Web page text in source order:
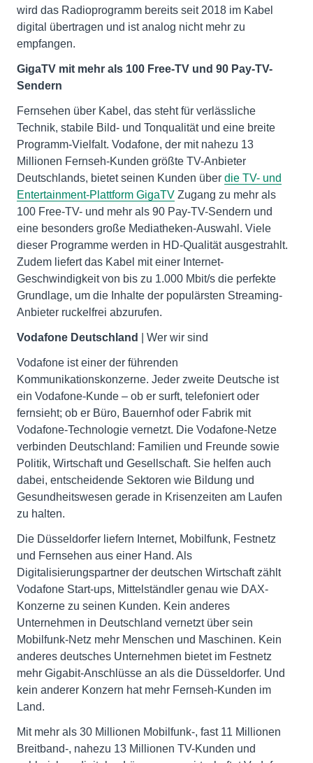
wird das Radioprogramm bereits seit 2018 im Kabel
digital übertragen und ist analog nicht mehr zu
empfangen.
GigaTV mit mehr als 100 Free-TV und 90 Pay-TV-
Sendern
Fernsehen über Kabel, das steht für verlässliche
Technik, stabile Bild- und Tonqualität und eine breite
Programm-Vielfalt. Vodafone, der mit nahezu 13
Millionen Fernseh-Kunden größte TV-Anbieter
Deutschlands, bietet seinen Kunden über die TV- und
Entertainment-Plattform GigaTV Zugang zu mehr als
100 Free-TV- und mehr als 90 Pay-TV-Sendern und
eine besonders große Mediatheken-Auswahl. Viele
dieser Programme werden in HD-Qualität ausgestrahlt.
Zudem liefert das Kabel mit einer Internet-
Geschwindigkeit von bis zu 1.000 Mbit/s die perfekte
Grundlage, um die Inhalte der populärsten Streaming-
Anbieter ruckelfrei abzurufen.
Vodafone Deutschland | Wer wir sind
Vodafone ist einer der führenden
Kommunikationskonzerne. Jeder zweite Deutsche ist
ein Vodafone-Kunde – ob er surft, telefoniert oder
fernsieht; ob er Büro, Bauernhof oder Fabrik mit
Vodafone-Technologie vernetzt. Die Vodafone-Netze
verbinden Deutschland: Familien und Freunde sowie
Politik, Wirtschaft und Gesellschaft. Sie helfen auch
dabei, entscheidende Sektoren wie Bildung und
Gesundheitswesen gerade in Krisenzeiten am Laufen
zu halten.
Die Düsseldorfer liefern Internet, Mobilfunk, Festnetz
und Fernsehen aus einer Hand. Als
Digitalisierungspartner der deutschen Wirtschaft zählt
Vodafone Start-ups, Mittelständler genau wie DAX-
Konzerne zu seinen Kunden. Kein anderes
Unternehmen in Deutschland vernetzt über sein
Mobilfunk-Netz mehr Menschen und Maschinen. Kein
anderes deutsches Unternehmen bietet im Festnetz
mehr Gigabit-Anschlüsse an als die Düsseldorfer. Und
kein anderer Konzern hat mehr Fernseh-Kunden im
Land.
Mit mehr als 30 Millionen Mobilfunk-, fast 11 Millionen
Breitband-, nahezu 13 Millionen TV-Kunden und